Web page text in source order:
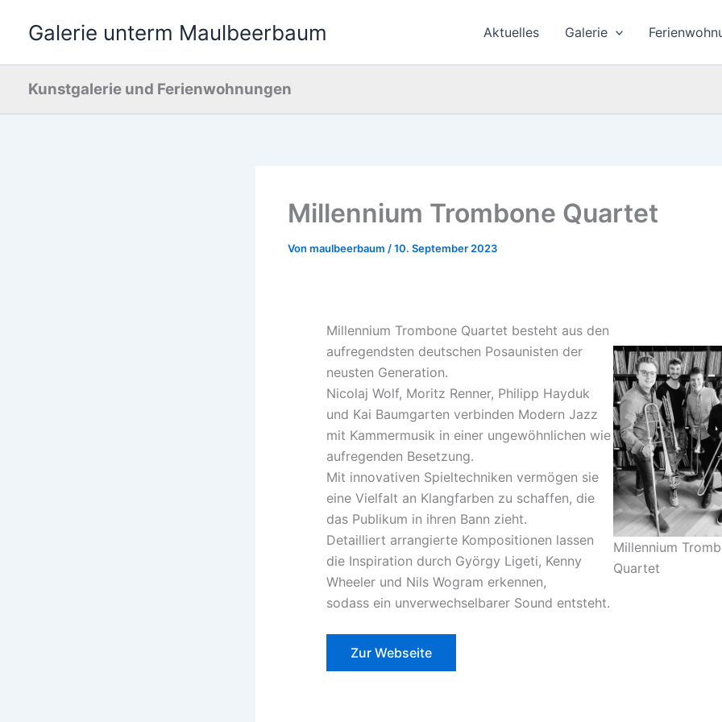
InhaltGalerie unterm Maulbeerbaum Aktuelles Galerie
Kunstgalerie und Ferienwohnungen
Millennium Trombone Quartet
Von maulbeerbaum /10. September 2023
Millennium Trombone Quartet besteht aus den
aufregendsten deutschen Posaunisten der
neusten Generation.
Nicolaj Wolf, Moritz Renner, Philipp Hayduk
und Kai Baumgarten verbinden Modern Jazz
mit Kammermusik in einer ungewöhnlichen wie
aufregenden Besetzung.
Mit innovativen Spieltechniken vermögen sie
eine Vielfalt an Klangfarben zu schaffen, die
das Publikum in ihren Bann zieht.
Detailliert arrangierte Kompositionen lassen
die Inspiration durch György Ligeti, Kenny
Wheeler und Nils Wogram erkennen,
sodass ein unverwechselbarer Sound entsteht.
Zur Webseite
Millennium
Quartet